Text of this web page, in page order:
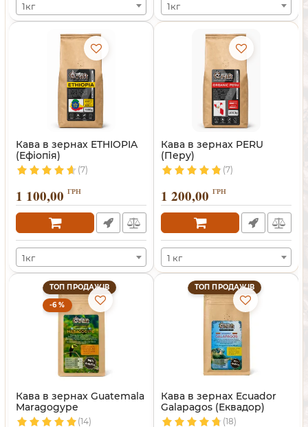
1кг 1кг
Кава в зернах ETHIOPIA
(Ефіопія)
(7)
1 100,00 ГРН
1кг
Кава в зернах PERU
(Перу)
(7)
1 200,00 ГРН
1 кг
ТОП ПРОДАЖІВ
-6 %
Кава в зернах Guatemala
Maragogype
(Марагоджип)
(14)
ТОП ПРОДАЖІВ
Кава в зернах Ecuador
Galapagos (Еквадор)
(18)